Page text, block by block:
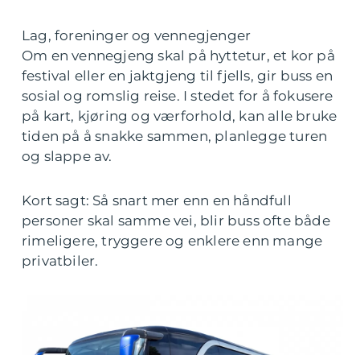
Lag, foreninger og vennegjenger
Om en vennegjeng skal på hyttetur, et kor på
festival eller en jaktgjeng til fjells, gir buss en
sosial og romslig reise. I stedet for å fokusere
på kart, kjøring og værforhold, kan alle bruke
tiden på å snakke sammen, planlegge turen
og slappe av.
Kort sagt: Så snart mer enn en håndfull
personer skal samme vei, blir buss ofte både
rimeligere, tryggere og enklere enn mange
privatbiler.